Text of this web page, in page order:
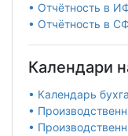
• Отчётность в
• Отчётность в
Календари
• Календарь
•
•